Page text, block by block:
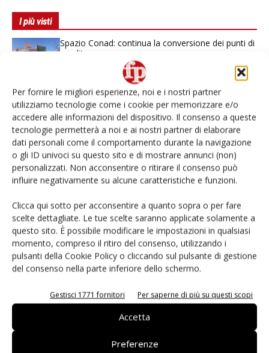
Per fornire le migliori esperienze, noi e i nostri partner
utilizziamo tecnologie come i cookie per memorizzare e/o
accedere alle informazioni del dispositivo. Il consenso a queste
tecnologie permetterà a noi e ai nostri partner di elaborare
dati personali come il comportamento durante la navigazione
o gli ID univoci su questo sito e di mostrare annunci (non)
personalizzati. Non acconsentire o ritirare il consenso può
influire negativamente su alcune caratteristiche e funzioni.
Clicca qui sotto per acconsentire a quanto sopra o per fare
scelte dettagliate. Le tue scelte saranno applicate solamente a
questo sito. È possibile modificare le impostazioni in qualsiasi
momento, compreso il ritiro del consenso, utilizzando i
pulsanti della Cookie Policy o cliccando sul pulsante di gestione
del consenso nella parte inferiore dello schermo.
Gestisci 1771 fornitori Per saperne di più su questi scopi
Accetta
Preferenze
I più visti
Spazio Conad: continua la conversione dei punti di
vendita
Non è una susina: è Metis… e può rivoluzionare la
categoria
L’ortofrutta di Extra Supermercati tra localismo e
Ai #Repartofresh
Andamento prezzi ortofrutta in Italia al 27 luglio
2026
Leonardo Odorizzi: “Dobbiamo creare stupore nel
punto di vendita” #vocidellortofrutta
E-magazine